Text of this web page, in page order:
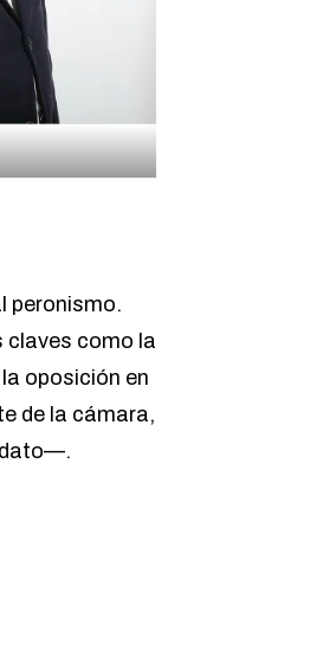
peronismo.
claves como la
oposición en
de la cámara,